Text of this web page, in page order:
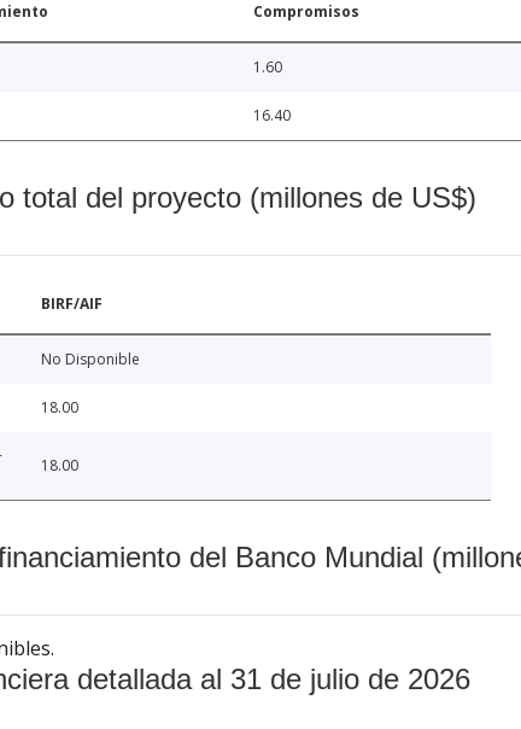
Compromisos
1.60
16.40
total del proyecto (millones de US$)
BIRF/AIF
No Disponible
18.00
18.00
del Banco Mundial
detallada al 31 de julio de 2026